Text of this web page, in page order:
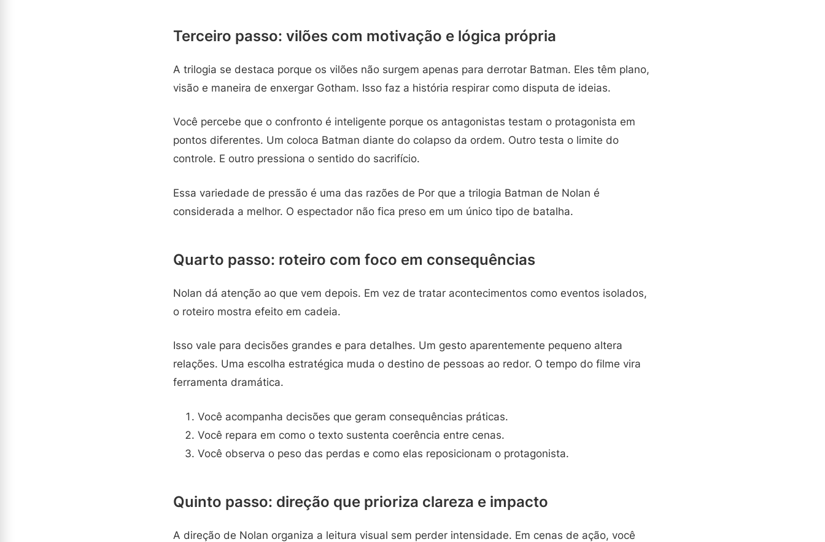
Terceiro passo: vilões com motivação e lógica própria
A trilogia se destaca porque os vilões não surgem apenas para derrotar Batman. Eles têm plano,
visão e maneira de enxergar Gotham. Isso faz a história respirar como disputa de ideias.
Você percebe que o confronto é inteligente porque os antagonistas testam o protagonista em
pontos diferentes. Um coloca Batman diante do colapso da ordem. Outro testa o limite do
controle. E outro pressiona o sentido do sacrifício.
Essa variedade de pressão é uma das razões de Por que a trilogia Batman de Nolan é
considerada a melhor. O espectador não fica preso em um único tipo de batalha.
Quarto passo: roteiro com foco em consequências
Nolan dá atenção ao que vem depois. Em vez de tratar acontecimentos como eventos isolados,
o roteiro mostra efeito em cadeia.
Isso vale para decisões grandes e para detalhes. Um gesto aparentemente pequeno altera
relações. Uma escolha estratégica muda o destino de pessoas ao redor. O tempo do filme vira
ferramenta dramática.
Você acompanha decisões que geram consequências práticas.
Você repara em como o texto sustenta coerência entre cenas.
Você observa o peso das perdas e como elas reposicionam o protagonista.
Quinto passo: direção que prioriza clareza e impacto
A direção de Nolan organiza a leitura visual sem perder intensidade. Em cenas de ação, você